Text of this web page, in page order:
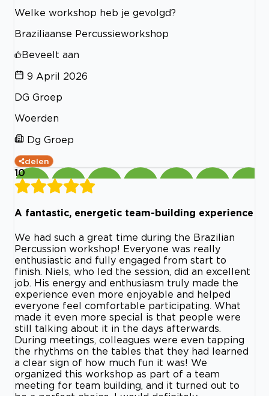
Welke workshop heb je gevolgd?
Braziliaanse Percussieworkshop
Beveelt aan
9 April 2026
DG Groep
Woerden
Dg Groep
delen
10
A fantastic, energetic team-building experience
We had such a great time during the Brazilian
Percussion workshop! Everyone was really
enthusiastic and fully engaged from start to
finish. Niels, who led the session, did an excellent
job. His energy and enthusiasm truly made the
experience even more enjoyable and helped
everyone feel comfortable participating. What
made it even more special is that people were
still talking about it in the days afterwards.
During meetings, colleagues were even tapping
the rhythms on the tables that they had learned
a clear sign of how much fun it was! We
organized this workshop as part of a team
meeting for team building, and it turned out to